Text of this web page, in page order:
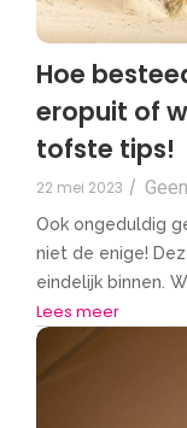
Hoe
eropuit of
tofste tips!
22 mei 2023 /
Ook ongeduldig
niet de enige!
eindelijk binnen.
Lees meer